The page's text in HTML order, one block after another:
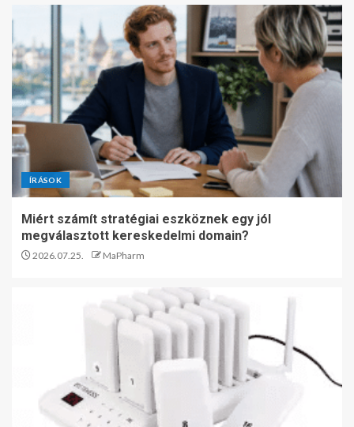
ÍRÁSOK
Miért számít stratégiai eszköznek egy jól
megválasztott kereskedelmi domain?
2026.07.25. MaPharm